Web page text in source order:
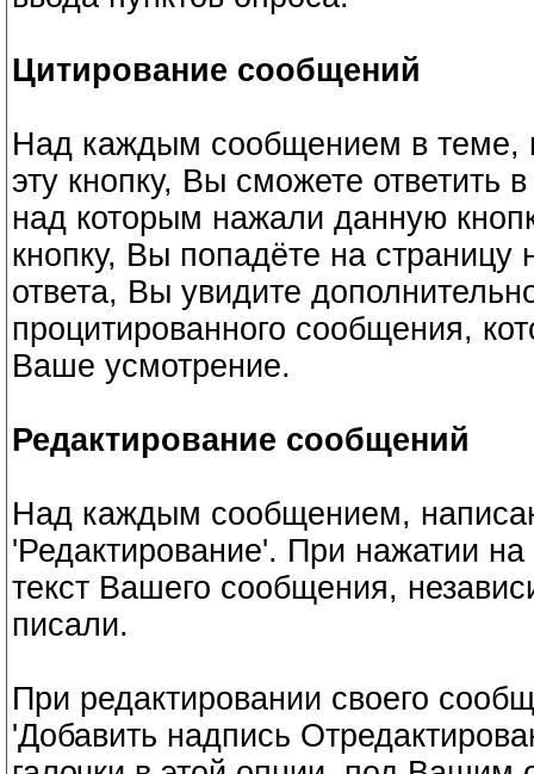
Цитирование сообщений
Над каждым сообщением в теме,
эту кнопку, Вы сможете ответить
над которым нажали данную
кнопку, Вы попадёте на
ответа, Вы увидите
процитированного сообщения,
Ваше усмотрение.
Редактирование сообщений
Над каждым сообщением,
'Редактирование'. При нажатии на
текст Вашего сообщения,
писали.
При редактировании своего
'Добавить надпись